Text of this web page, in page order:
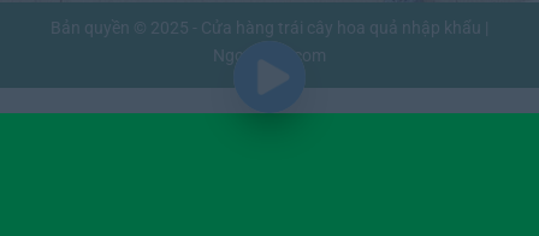
Bản quyền © 2025 - Cửa hàng trái cây hoa quả nhập khẩu |
NgonFruit.com